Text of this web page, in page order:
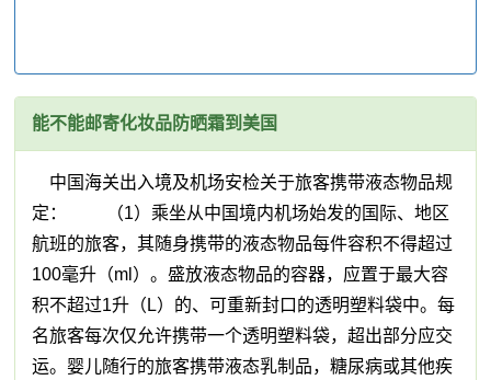
能不能邮寄化妆品防晒霜到美国
中国海关出入境及机场安检关于旅客携带液态物品规
定： （1）乘坐从中国境内机场始发的国际、地区
航班的旅客，其随身携带的液态物品每件容积不得超过
100毫升（ml）。盛放液态物品的容器，应置于最大容
积不超过1升（L）的、可重新封口的透明塑料袋中。每
名旅客每次仅允许携带一个透明塑料袋，超出部分应交
运。婴儿随行的旅客携带液态乳制品，糖尿病或其他疾